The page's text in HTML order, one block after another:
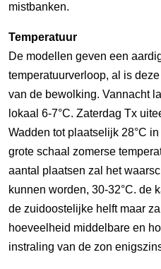
mistbanken.
Temperatuur
De modellen geven een
temperatuurverloop, al is
van de bewolking. Vannacht
lokaal 6-7°C. Zaterdag Tx
Wadden tot plaatselijk 28°C
grote schaal zomerse
aantal plaatsen zal het
kunnen worden, 30-32°C. de
de zuidoostelijke helft maar
hoeveelheid middelbare en
instraling van de zon